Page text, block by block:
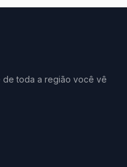
de toda a região você vê